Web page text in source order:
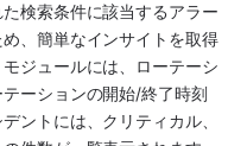
検索条件に該当するアラー
、簡単なインサイトを取得
ジュールには、ローテーシ
ーションの開始/終了時刻
ントには、クリティカル、